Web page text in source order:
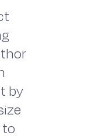
by